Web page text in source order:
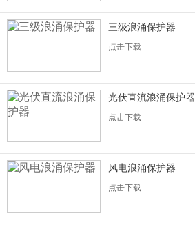
三级浪涌保护器
点击下载
光伏直流浪涌保护器
点击下载
风电浪涌保护器
点击下载